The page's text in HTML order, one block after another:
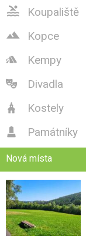
 Koupaliště
 Kopce
 Kempy
 Divadla
 Kostely
 Památníky
Nová místa